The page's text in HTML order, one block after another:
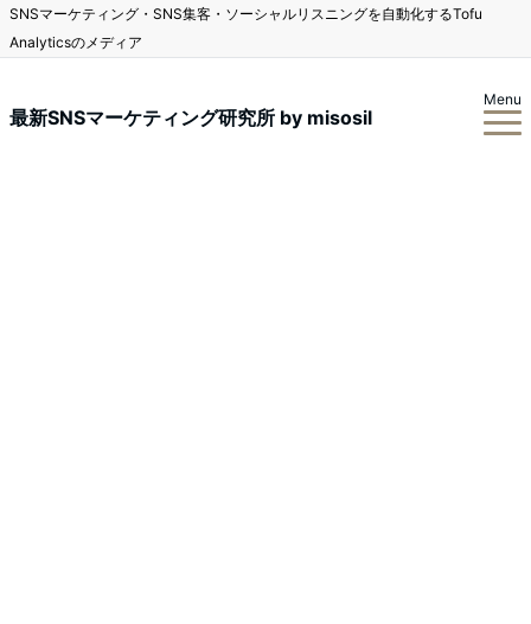
SNSマーケティング・SNS集客・ソーシャルリスニングを自動化するTofu
Analyticsのメディア
最新SNSマーケティング研究所 by misosil
Menu